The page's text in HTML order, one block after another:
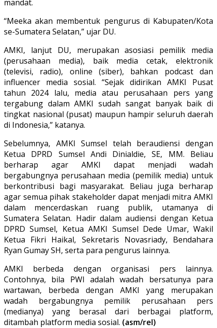
mandat.
“Meeka akan membentuk pengurus di Kabupaten/Kota
se-Sumatera Selatan,” ujar DU.
AMKI, lanjut DU, merupakan asosiasi pemilik media
(perusahaan media), baik media cetak, elektronik
(televisi, radio), online (siber), bahkan podcast dan
influencer media sosial. “Sejak didirikan AMKI Pusat
tahun 2024 lalu, media atau perusahaan pers yang
tergabung dalam AMKI sudah sangat banyak baik di
tingkat nasional (pusat) maupun hampir seluruh daerah
di Indonesia,” katanya.
Sebelumnya, AMKI Sumsel telah beraudiensi dengan
Ketua DPRD Sumsel Andi Dinialdie, SE, MM. Beliau
berharap agar AMKI dapat menjadi wadah
bergabungnya perusahaan media (pemilik media) untuk
berkontribusi bagi masyarakat. Beliau juga berharap
agar semua pihak stakeholder dapat menjadi mitra AMKI
dalam mencerdaskan ruang publik, utamanya di
Sumatera Selatan. Hadir dalam audiensi dengan Ketua
DPRD Sumsel, Ketua AMKI Sumsel Dede Umar, Wakil
Ketua Fikri Haikal, Sekretaris Novasriady, Bendahara
Ryan Gumay SH, serta para pengurus lainnya.
AMKI berbeda dengan organisasi pers lainnya.
Contohnya, bila PWI adalah wadah bersatunya para
wartawan, berbeda dengan AMKI yang merupakan
wadah bergabungnya pemilik perusahaan pers
(medianya) yang berasal dari berbagai platform,
ditambah platform media sosial. (asm/rel)